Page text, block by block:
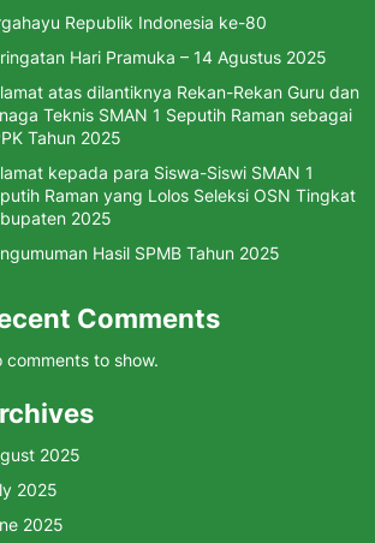
Republik Indonesia ke-80
Hari Pramuka – 14 Agustus 2025
atas dilantiknya Rekan-Rekan Guru dan
Teknis SMAN 1 Seputih Raman sebagai
Tahun 2025
kepada para Siswa-Siswi SMAN 1
Raman yang Lolos Seleksi OSN Tingkat
2025
Hasil SPMB Tahun 2025
Comments
comments to show.
2025
2025
2025